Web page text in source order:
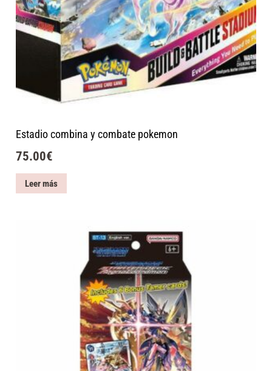
Estadio combina y combate pokemon
75.00€
Leer más